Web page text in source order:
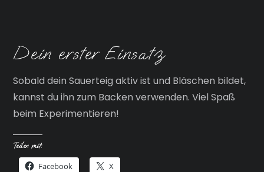
Dein erster Einsatz
Sobald dein Sauerteig aktiv ist und Bläschen bildet,
kannst du ihn zum Backen verwenden. Viel Spaß
beim Experimentieren!
Teilen mit:
Facebook X